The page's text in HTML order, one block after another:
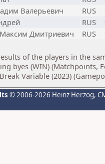
Валерьевич RUS
RUS
Дмитриевич RUS
of the players in the
byes (WIN) (Matchpoints,
Variable (2023)
© 2006-2026 Heinz Herzog,